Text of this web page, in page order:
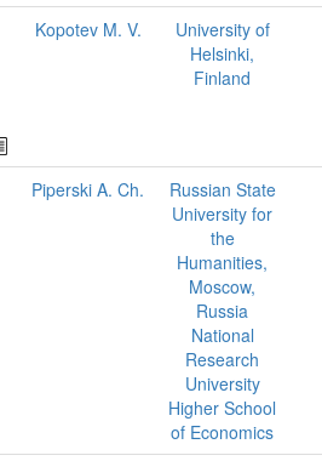
Kopotev M. V.
University of
Helsinki,
Finland
Piperski A. Ch.
Russian State
University for
the
Humanities,
Moscow,
Russia
National
Research
University
Higher School
of Economics